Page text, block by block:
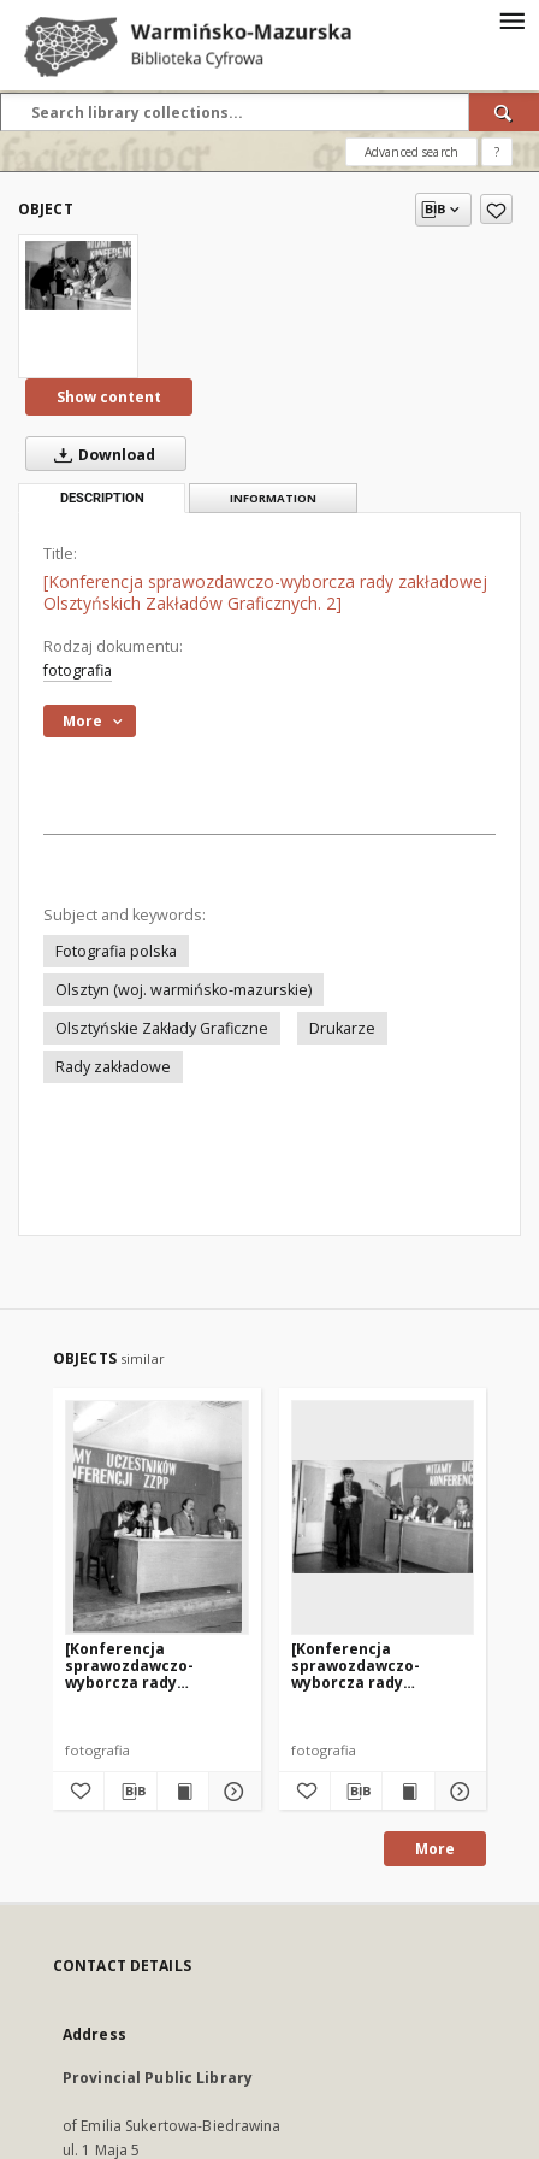
Advanced search ?
OBJECT
Show content
Download
DESCRIPTION INFORMATION
Title:
[Konferencja sprawozdawczo-wyborcza rady zakładowej
Olsztyńskich Zakładów Graficznych. 2]
Rodzaj dokumentu:
fotografia
More
Subject and keywords:
Fotografia polska
Olsztyn (woj. warmińsko-mazurskie)
Olsztyńskie Zakłady Graficzne
Drukarze
Rady zakładowe
OBJECTS similar
[Konferencja
sprawozdawczo-
wyborcza rady
fotografia
[Konferencja
sprawozdawczo-
wyborcza rady
fotografia
More
CONTACT DETAILS
Address
Provincial Public Library
of Emilia Sukertowa-Biedrawina
ul. 1 Maja 5